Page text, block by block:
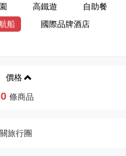
高鐵遊
自助餐
船
國際品牌酒店
價格
0 條商品
旅行團